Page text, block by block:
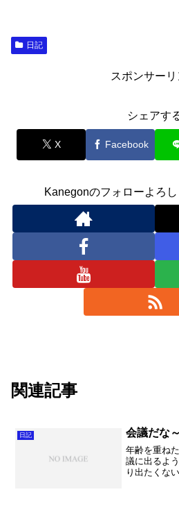
日記
スポンサーリ
シェアす
X Facebook
Kanegonのフォローよろし
関連記事
日記 会議だな～
年齢を重ね
議に出るよ
り出たくな